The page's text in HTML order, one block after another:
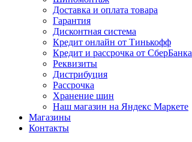
Доставка и оплата товара
Гарантия
Дисконтная система
Кредит онлайн от Тинькофф
Кредит и рассрочка от СберБанка
Реквизиты
Дистрибуция
Рассрочка
Хранение шин
Наш магазин на Яндекс Маркете
Магазины
Контакты